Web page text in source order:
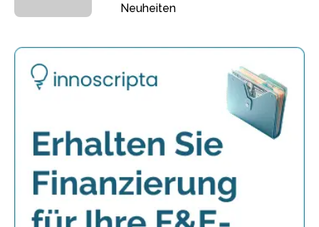
Neuheiten